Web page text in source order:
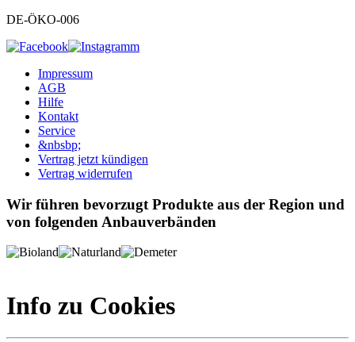
DE-ÖKO-006
Impressum
AGB
Hilfe
Kontakt
Service
&nbsbp;
Vertrag jetzt kündigen
Vertrag widerrufen
Wir führen bevorzugt Produkte aus der Region und
von folgenden Anbauverbänden
Info zu Cookies